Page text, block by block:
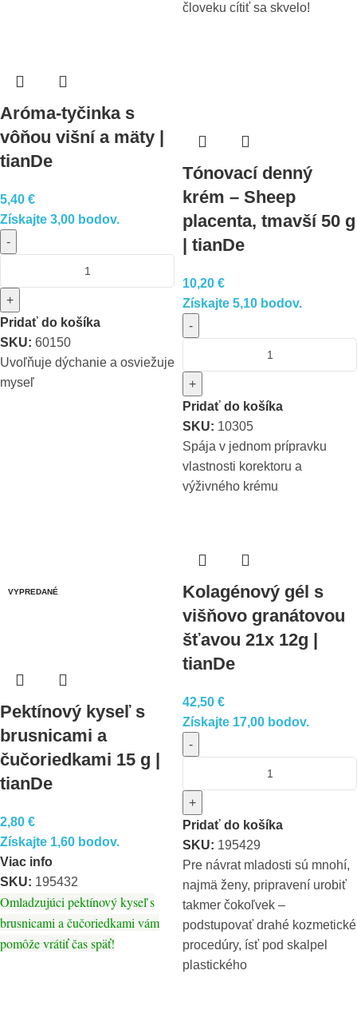
človeku cítiť sa skvelo!
Aróma-tyčinka s
vôňou višní a mäty |
tianDe
5,40 €
Získajte 3,00 bodov.
-
+
Pridať do košíka
SKU: 60150
Uvoľňuje dýchanie a osviežuje
myseľ
Tónovací denný
krém – Sheep
placenta, tmavší 50 g
| tianDe
10,20 €
Získajte 5,10 bodov.
-
+
Pridať do košíka
SKU: 10305
Spája v jednom prípravku
vlastnosti korektoru a
výživného krému
VYPREDANÉ
Pektínový kyseľ s
brusnicami a
čučoriedkami 15 g |
tianDe
2,80 €
Získajte 1,60 bodov.
Viac info
SKU: 195432
Omladzujúci pektínový kyseľ s
brusnicami a čučoriedkami vám
pomôže vrátiť čas späť!
Kolagénový gél s
višňovo granátovou
šťavou 21x 12g |
tianDe
42,50 €
Získajte 17,00 bodov.
-
+
Pridať do košíka
SKU: 195429
Pre návrat mladosti sú mnohí,
najmä ženy, pripravení urobiť
takmer čokoľvek –
podstupovať drahé kozmetické
procedúry, ísť pod skalpel
plastického